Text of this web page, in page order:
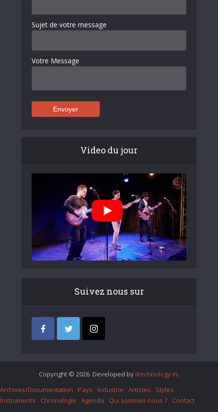
Sujet de votre message
Votre Message
Video du jour
Suivez nous sur
Copyright © 2026. Developed by iItechnology.in.
Archives/Documentation
Pays Industrie Artistes
Styles
Instruments
Chronologie Agenda Qui sommes-nous ? Contact